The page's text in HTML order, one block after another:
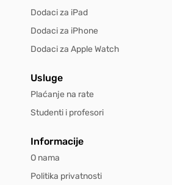
Dodaci za iPad
Dodaci za iPhone
Dodaci za Apple Watch
Usluge
Plaćanje na rate
Studenti i profesori
Informacije
O nama
Politika privatnosti